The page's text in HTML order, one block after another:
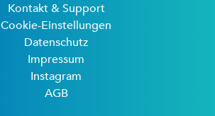
Kontakt & Support
Cookie-Einstellungen
Datenschutz
Impressum
Instagram
AGB